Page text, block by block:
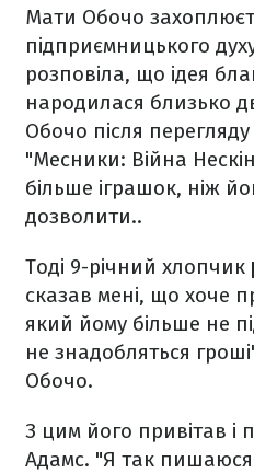
Мати Обочо
підприємницького
розповіла, що ідея
народилася близько
Обочо після
"Месники: Війна
більше іграшок, ніж
дозволити..
Тоді 9-річний хлопчик
сказав мені, що хоче
який йому більше не
не знадобляться
Обочо.
З цим його привітав і
Адамс. "Я так